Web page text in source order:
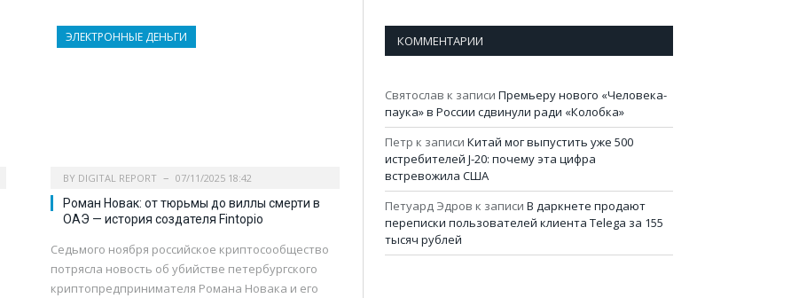
ЭЛЕКТРОННЫЕ ДЕНЬГИ
BY DIGITAL REPORT 07/11/2025 18:42
Роман Новак: от тюрьмы до виллы смерти в
ОАЭ — история создателя Fintopio
Седьмого ноября российское криптосообщество
потрясла новость об убийстве петербургского
криптопредпринимателя Романа Новака и его
КОММЕНТАРИИ
Святослав к записи Премьеру нового «Человека-
паука» в России сдвинули ради «Колобка»
Петр к записи Китай мог выпустить уже 500
истребителей J-20: почему эта цифра
встревожила США
Петуард Эдров к записи В даркнете продают
переписки пользователей клиента Telega за 155
тысяч рублей